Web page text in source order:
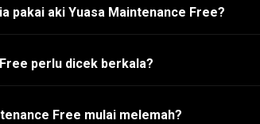
pakai aki Yuasa Maintenance Free?
perlu dicek berkala?
Free mulai melemah?